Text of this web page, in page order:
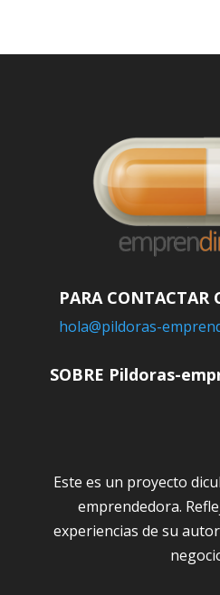
PARA CONTACTAR
hola@pildoras-
SOBRE Pildoras-
Este es un proyecto
emprendedora.
experiencias de su